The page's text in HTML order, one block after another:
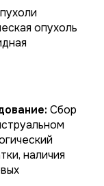
опухоль
Сбор
наличия